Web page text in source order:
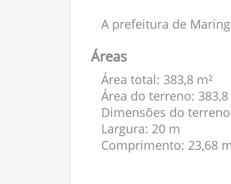
A prefeitura de
Áreas
Área total: 383,8 m²
Área do terreno: 383,8
Dimensões do terreno
Largura: 20 m
Comprimento: 23,68